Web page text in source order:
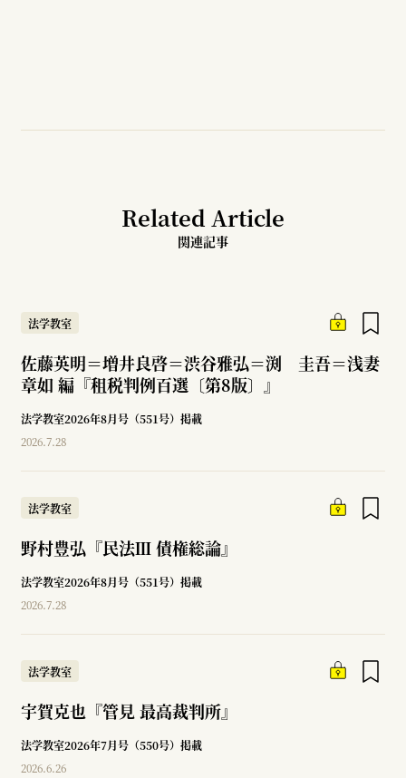
Related Article
関連記事
法学教室
佐藤英明＝増井良啓＝渋谷雅弘＝渕 圭吾＝浅妻
章如 編『租税判例百選〔第8版〕』
法学教室2026年8月号（551号）掲載
2026.7.28
法学教室
野村豊弘『民法Ⅲ 債権総論』
法学教室2026年8月号（551号）掲載
2026.7.28
法学教室
宇賀克也『管見 最高裁判所』
法学教室2026年7月号（550号）掲載
2026.6.26